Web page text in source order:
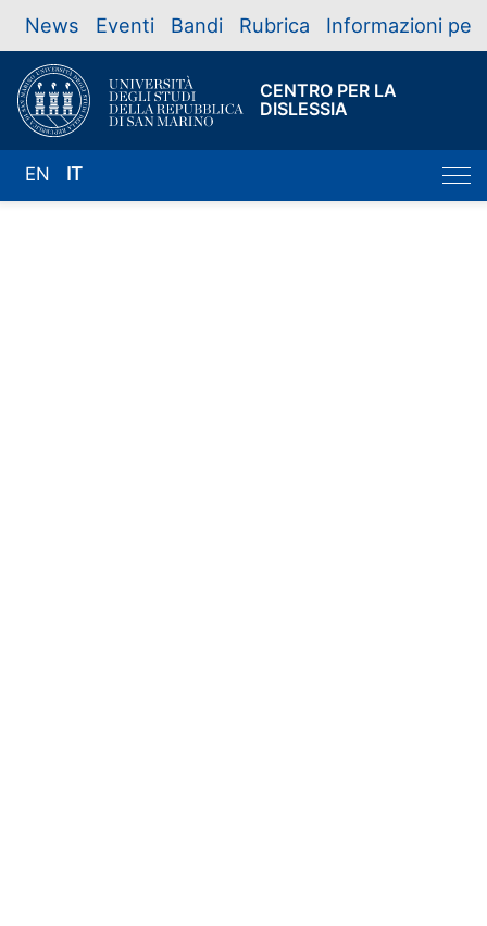
News Eventi Bandi Rubrica Informazioni per
CENTRO PER LA
DISLESSIA
EN IT